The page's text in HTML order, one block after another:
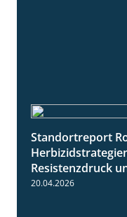
Standortreport
Resistenzdruck
20.04.2026